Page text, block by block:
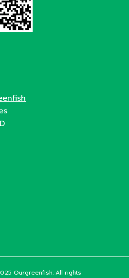
Ourgreenfish. All rights